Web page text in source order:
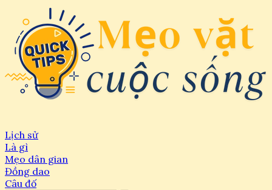
Lịch sử
Là gì
Mẹo dân gian
Đồng dao
Câu đố